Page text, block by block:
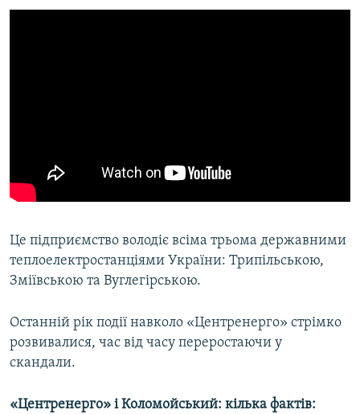
Це підприємство володіє всіма трьома державними
теплоелектростанціями України: Трипільською,
Зміївською та Вуглегірською.
Останній рік події навколо «Центренерго» стрімко
розвивалися, час від часу переростаючи у
скандали.
«Центренерго» і Коломойський: кілька фактів: